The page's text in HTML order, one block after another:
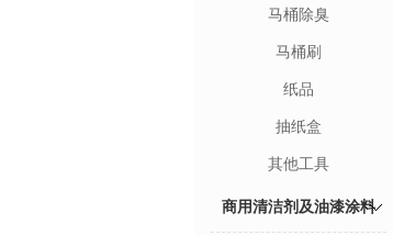
马桶除臭
马桶刷
纸品
抽纸盒
其他工具
商用清洁剂及油漆涂料